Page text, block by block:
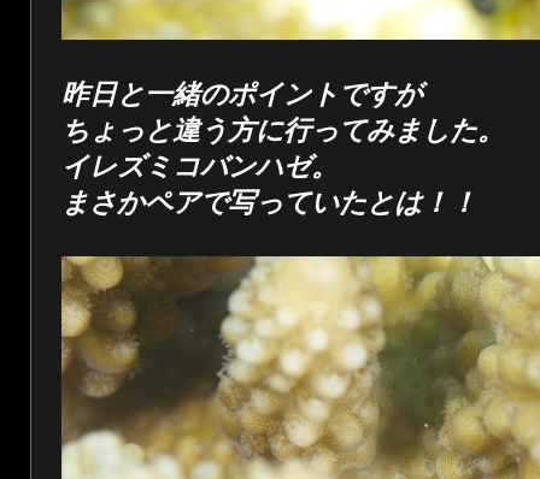
昨日と一緒のポイントですが
ちょっと違う方に行ってみました。
イレズミコバンハゼ。
まさかペアで写っていたとは！！